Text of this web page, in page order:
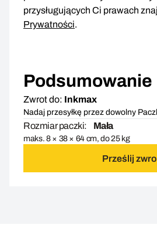
przysługujących Ci prawach
Prywatności.
Podsumowanie
Zwrot do: Inkmax
Nadaj przesyłkę przez dowolny
Rozmiar paczki: Mała
maks. 8 × 38 × 64 cm, do 25 kg
Prześlij